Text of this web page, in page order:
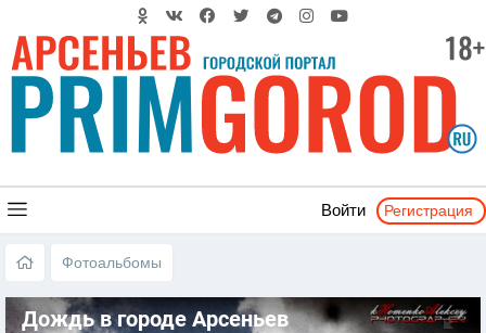
Войти Регистрация
Фотоальбомы
Дождь в городе Арсеньев